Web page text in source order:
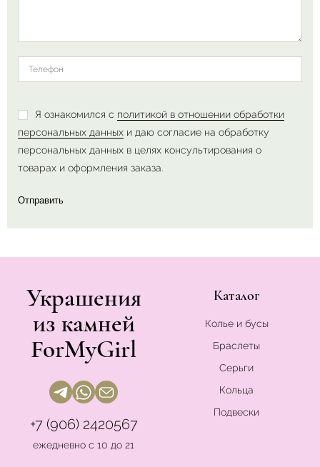
Я ознакомился с политикой в отношении обработки
персональных данных и даю согласие на обработку
персональных данных в целях консультирования о
товарах и оформления заказа.
Отправить
Украшения
из камней
ForMyGirl
+7 (906) 2420567
ежедневно с 10 до 21
Каталог
Колье и бусы
Браслеты
Серьги
Кольца
Подвески